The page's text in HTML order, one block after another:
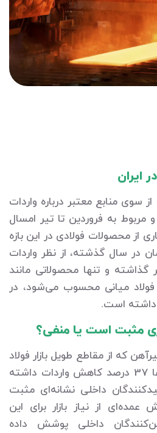
ایران
سوی منابع معتبر درباره واردات
به فروردین تا تیر امسال
از محصولات فولادی در این بازه
در سال گذشته، از نظر واردات
و تنها محصولاتی مانند
میانی محسوب می‌شود، در
داشته است.
مثبت است یا منفی؟
که از مقاطع طویل بازار فولاد
محسوب می‌شود، مجموعا 37 درصد کاهش واردات داشته
داخلی نشانه‌ای مثبت
از نیاز بازار برای این
داخلی پوشش داده